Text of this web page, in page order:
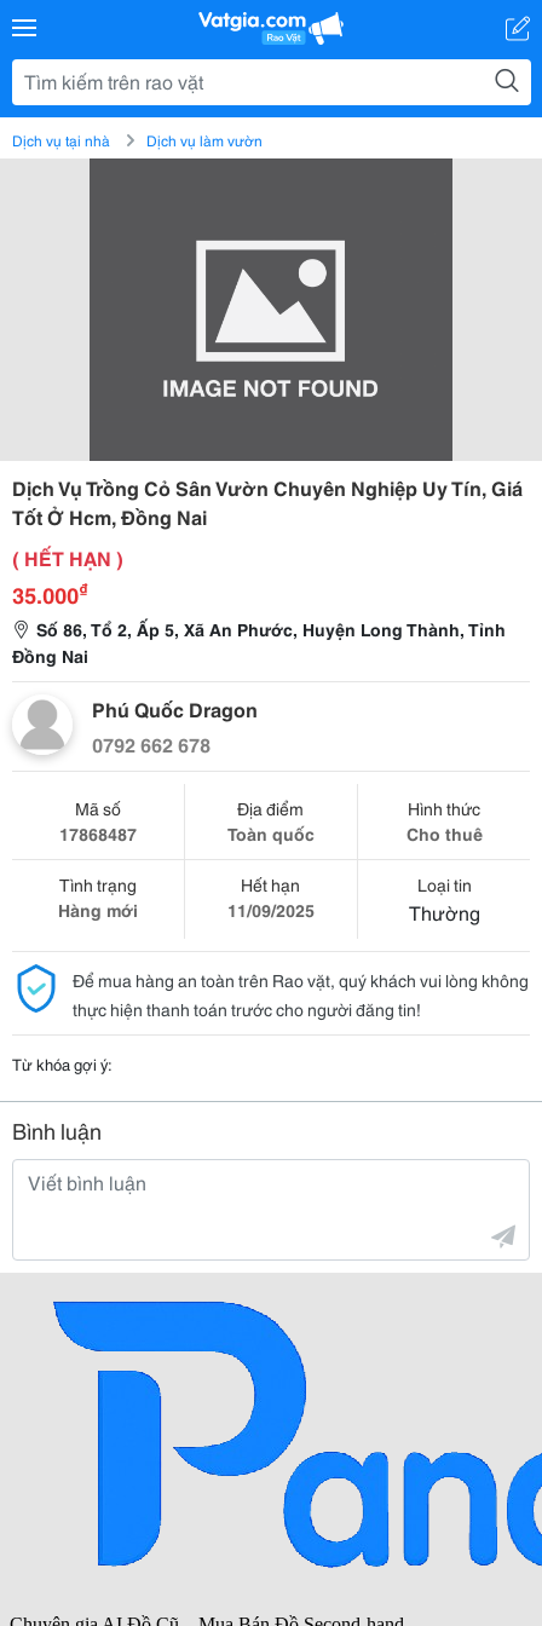
Dịch vụ tại nhà Dịch vụ làm vườn
Dịch Vụ Trồng Cỏ Sân Vườn Chuyên Nghiệp Uy Tín, Giá
Tốt Ở Hcm, Đồng Nai
( HẾT HẠN )
35.000₫
Số 86, Tổ 2, Ấp 5, Xã An Phước, Huyện Long Thành, Tỉnh
Đồng Nai
Phú Quốc Dragon
0792 662 678
Mã số
17868487
Địa điểm
Toàn quốc
Hình thức
Cho thuê
Tình trạng
Hàng mới
Hết hạn
11/09/2025
Loại tin
Thường
Để mua hàng an toàn trên Rao vặt, quý khách vui lòng không
thực hiện thanh toán trước cho người đăng tin!
Từ khóa gợi ý:
Bình luận